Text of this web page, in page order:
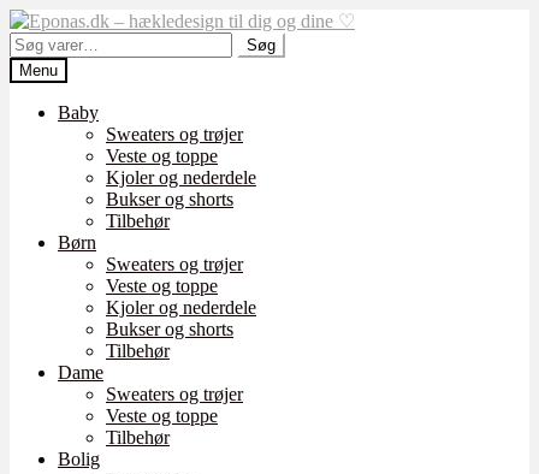
Spring
til
navigation
Spring
til
indhold
Søg
efter:
Søg
Menu
Baby
Sweaters og trøjer
Veste og toppe
Kjoler og nederdele
Bukser og shorts
Tilbehør
Børn
Sweaters og trøjer
Veste og toppe
Kjoler og nederdele
Bukser og shorts
Tilbehør
Dame
Sweaters og trøjer
Veste og toppe
Tilbehør
Bolig